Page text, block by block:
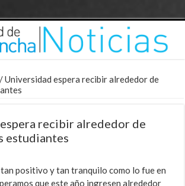
/Universidad espera recibir alrededor de
recibir alrededor de
estudiantes
positivo y tan tranquilo como lo fue en
que este año ingresen alrededor